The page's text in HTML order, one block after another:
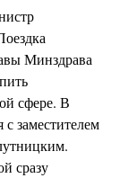
Минздрава
сфере. В
заместителем
сразу